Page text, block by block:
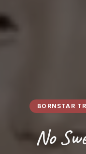
BORNSTAR
No